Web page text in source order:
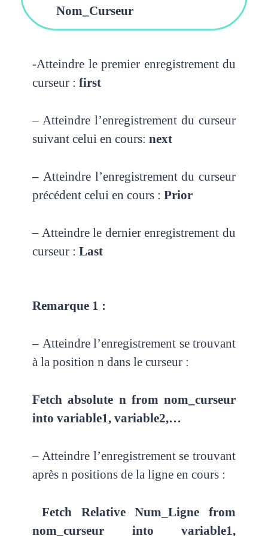
Nom_Curseur
-Atteindre le premier enregistrement du
curseur : first
– Atteindre l’enregistrement du curseur
suivant celui en cours: next
– Atteindre l’enregistrement du curseur
précédent celui en cours : Prior
– Atteindre le dernier enregistrement du
curseur : Last
Remarque 1 :
– Atteindre l’enregistrement se trouvant
à la position n dans le curseur :
Fetch absolute n from nom_curseur
into variable1, variable2,…
– Atteindre l’enregistrement se trouvant
après n positions de la ligne en cours :
Fetch Relative Num_Ligne from
nom_curseur into variable1,